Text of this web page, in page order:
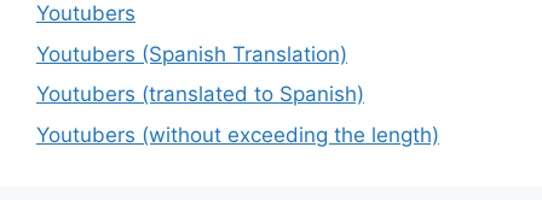
Youtubers
Youtubers (Spanish Translation)
Youtubers (translated to Spanish)
Youtubers (without exceeding the length)